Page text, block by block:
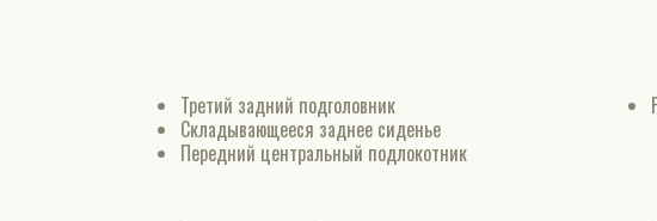
Третий задний подголовник
Складывающееся заднее сиденье
Передний центральный подлокотник